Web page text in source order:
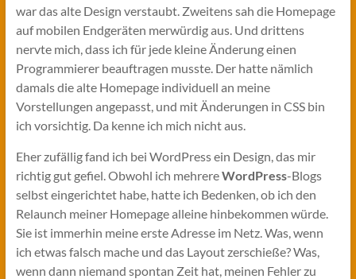
war das alte Design verstaubt. Zweitens sah die Homepage
auf mobilen Endgeräten merwürdig aus. Und drittens
nervte mich, dass ich für jede kleine Änderung einen
Programmierer beauftragen musste. Der hatte nämlich
damals die alte Homepage individuell an meine
Vorstellungen angepasst, und mit Änderungen in CSS bin
ich vorsichtig. Da kenne ich mich nicht aus.
Eher zufällig fand ich bei WordPress ein Design, das mir
richtig gut gefiel. Obwohl ich mehrereWordPress-Blogs
selbst eingerichtet habe, hatte ich Bedenken, ob ich den
Relaunch meiner Homepage alleine hinbekommen würde.
Sie ist immerhin meine erste Adresse im Netz. Was, wenn
ich etwas falsch mache und das Layout zerschieße? Was,
wenn dann niemand spontan Zeit hat, meinen Fehler zu